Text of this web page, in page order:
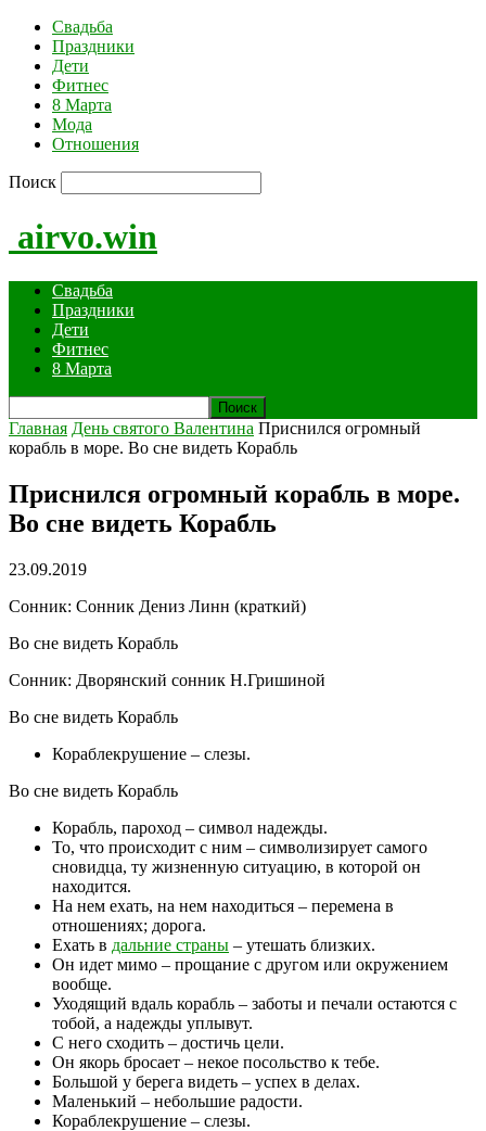
Свадьба
Праздники
Дети
Фитнес
8 Марта
Мода
Отношения
Поиск
airvo.win
Свадьба
Праздники
Дети
Фитнес
8 Марта
Главная День святого Валентина Приснился огромный
корабль в море. Во сне видеть Корабль
Приснился огромный корабль в море.
Во сне видеть Корабль
23.09.2019
Сонник: Сонник Дениз Линн (краткий)
Во сне видеть Корабль
Сонник: Дворянский сонник Н.Гришиной
Во сне видеть Корабль
Кораблекрушение – слезы.
Во сне видеть Корабль
Корабль, пароход – символ надежды.
То, что происходит с ним – символизирует самого
сновидца, ту жизненную ситуацию, в которой он
находится.
На нем ехать, на нем находиться – перемена в
отношениях; дорога.
Ехать в дальние страны – утешать близких.
Он идет мимо – прощание с другом или окружением
вообще.
Уходящий вдаль корабль – заботы и печали остаются с
тобой, а надежды уплывут.
С него сходить – достичь цели.
Он якорь бросает – некое посольство к тебе.
Большой у берега видеть – успех в делах.
Маленький – небольшие радости.
Кораблекрушение – слезы.